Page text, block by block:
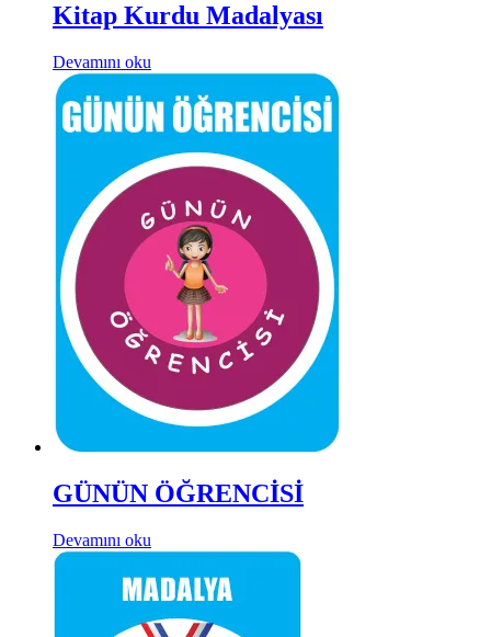
Kitap Kurdu Madalyası
Devamını oku
GÜNÜN ÖĞRENCİSİ
Devamını oku